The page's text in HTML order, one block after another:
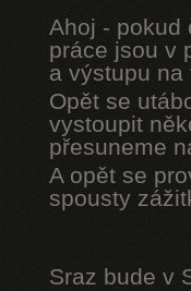
Ahoj - pokud
práce jsou v
a výstupu na
Opět se
vystoupit
přesuneme
A opět se
spousty
Sraz bude v